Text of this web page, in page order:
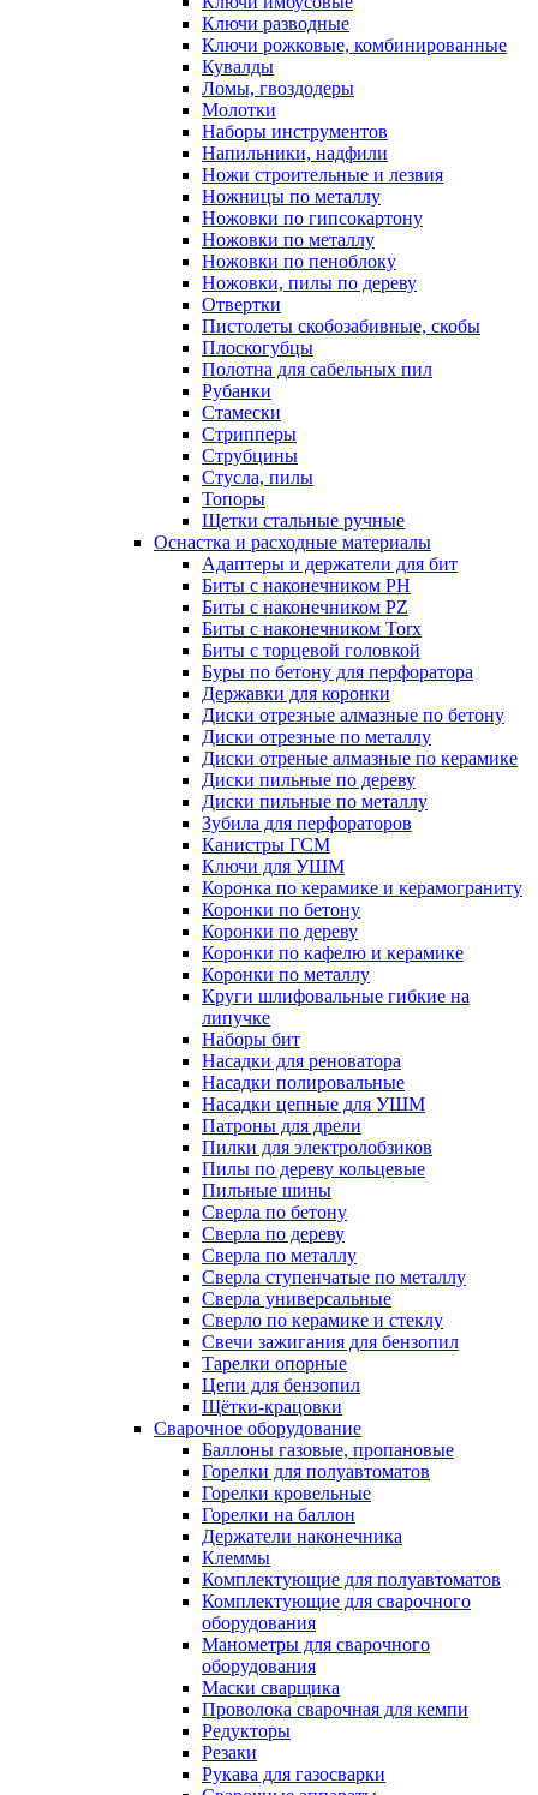
Ключи разводные
Ключи рожковые, комбинированные
Кувалды
Ломы, гвоздодеры
Молотки
Наборы инструментов
Напильники, надфили
Ножи строительные и лезвия
Ножницы по металлу
Ножовки по гипсокартону
Ножовки по металлу
Ножовки по пеноблоку
Ножовки, пилы по дереву
Отвертки
Пистолеты скобозабивные, скобы
Плоскогубцы
Полотна для сабельных пил
Рубанки
Стамески
Стрипперы
Струбцины
Стусла, пилы
Топоры
Щетки стальные ручные
Оснастка и расходные материалы
Адаптеры и держатели для бит
Биты с наконечником PH
Биты с наконечником PZ
Биты с наконечником Torx
Биты с торцевой головкой
Буры по бетону для перфоратора
Державки для коронки
Диски отрезные алмазные по бетону
Диски отрезные по металлу
Диски отреные алмазные по керамике
Диски пильные по дереву
Диски пильные по металлу
Зубила для перфораторов
Канистры ГСМ
Ключи для УШМ
Коронка по керамике и керамограниту
Коронки по бетону
Коронки по дереву
Коронки по кафелю и керамике
Коронки по металлу
Круги шлифовальные гибкие на
липучке
Наборы бит
Насадки для реноватора
Насадки полировальные
Насадки цепные для УШМ
Патроны для дрели
Пилки для электролобзиков
Пилы по дереву кольцевые
Пильные шины
Сверла по бетону
Сверла по дереву
Сверла по металлу
Сверла ступенчатые по металлу
Сверла универсальные
Сверло по керамике и стеклу
Свечи зажигания для бензопил
Тарелки опорные
Цепи для бензопил
Щётки-крацовки
Сварочное оборудование
Баллоны газовые, пропановые
Горелки для полуавтоматов
Горелки кровельные
Горелки на баллон
Держатели наконечника
Клеммы
Комплектующие для полуавтоматов
Комплектующие для сварочного
оборудования
Манометры для сварочного
оборудования
Маски сварщика
Проволока сварочная для кемпи
Редукторы
Резаки
Рукава для газосварки